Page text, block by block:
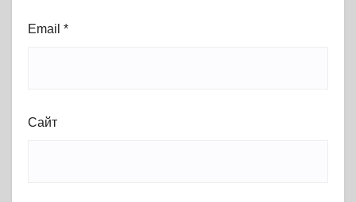
Email *
Сайт